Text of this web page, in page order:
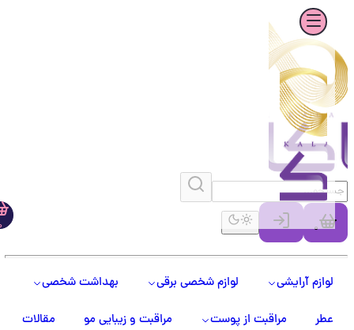
0
لوازم آرایشی لوازم شخصی برقی بهداشت شخصی
مراقبت از پوست مراقبت و زیبایی مو مقالات